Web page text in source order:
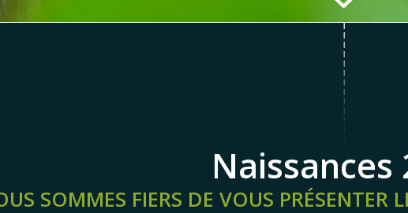
Naissances
SOMMES FIERS DE VOUS PRÉSENTER